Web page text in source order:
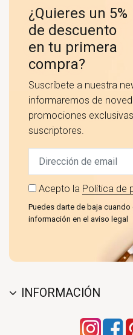
¿Quieres un 5%
de descuento
en tu primera
compra?
Suscríbete a nuestra
informaremos de
promociones
suscriptores.
Acepto la Política de
Puedes darte de baja
información en el aviso legal
INFORMACIÓN